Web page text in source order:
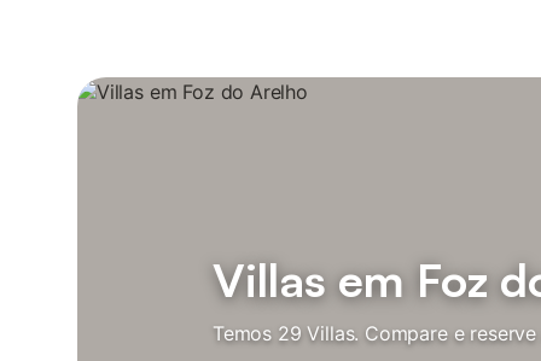
Villas em Foz
Temos 29 Villas. Compare e